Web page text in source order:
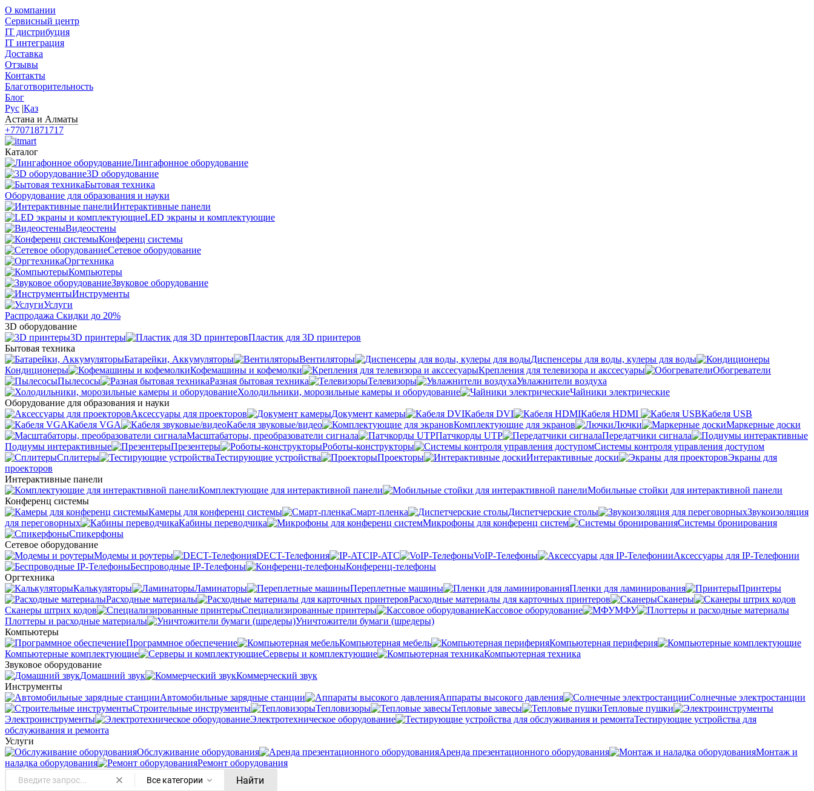
О компании
Сервисный центр
IT дистрибуция
IT интеграция
Доставка
Отзывы
Контакты
Благотворительность
Блог
Рус |Қаз
Астана и Алматы
+77071871717
Каталог
Лингафонное оборудование
3D оборудование
Бытовая техника
Оборудование для образования и науки
Интерактивные панели
LED экраны и комплектующие
Видеостены
Конференц системы
Сетевое оборудование
Оргтехника
Компьютеры
Звуковое оборудование
Инструменты
Услуги
Распродажа Скидки до 20%
3D оборудование
3D принтеры
Пластик для 3D принтеров
Бытовая техника
Батарейки, Аккумуляторы
Вентиляторы
Диспенсеры для воды, кулеры для воды
Кондиционеры
Кофемашины и кофемолки Крепления для телевизора и акссесуары
Обогреватели
Пылесосы
Разная бытовая техника Телевизоры
Увлажнители воздуха
Холодильники, морозильные камеры и оборудование
Чайники электрические
Оборудование для образования и науки
Аксессуары для проекторов
Документ камеры Кабеля DVI Кабеля HDMI
Кабеля USB
Кабеля VGA
Кабеля звуковые/видео Комплектующие для экранов Лючки
Маркерные доски
Масштабаторы, преобразователи сигнала
Патчкорды UTP
Передатчики сигнала
Подиумы интерактивные
Презентеры Роботы-конструкторы
Системы контроля управления доступом
Сплитеры
Тестирующие устройства Проекторы Интерактивные доски
Экраны для
проекторов
Интерактивные панели
Комплектующие для интерактивной панели
Мобильные стойки для интерактивной панели
Конференц системы
Камеры для конференц системы
Cмарт-пленка Диспетчерские столы
Звукоизоляция
для переговорных
Кабины переводчика Микрофоны для конференц систем
Системы бронирования
Спикерфоны
Сетевое оборудование
Модемы и роутеры
DECT-Телефония IP-ATC VoIP-Телефоны
Аксессуары для IP-Телефонии
Беспроводные IP-Телефоны
Конференц-телефоны
Оргтехника
Калькуляторы
Ламинаторы Переплетные машины Пленки для ламинирования
Принтеры
Расходные материалы
Расходные материалы для карточных принтеров
Сканеры
Сканеры штрих кодов
Специализированные принтеры Кассовое оборудование
МФУ
Плоттеры и расходные материалы
Уничтожители бумаги (шредеры)
Компьютеры
Программное обеспечение
Компьютерная мебель
Компьютерная периферия
Компьютерные комплектующие
Серверы и комплектующие
Компьютерная техника
Звуковое оборудование
Домашний звук
Коммерческий звук
Инструменты
Автомобильные зарядные станции
Аппараты высокого давления
Солнечные электростанции
Строительные инструменты
Тепловизоры Тепловые завесы
Тепловые пушки
Электроинструменты
Электротехническое оборудование
Тестирующие устройства для
обслуживания и ремонта
Услуги
Oбслуживание оборудования
Аренда презентационного оборудования
Монтаж и
наладка оборудования
Ремонт оборудования
Все категории Найти